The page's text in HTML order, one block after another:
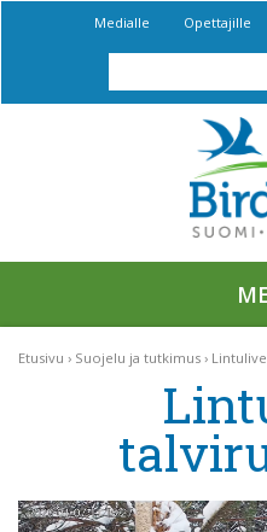
Medialle Opettajille
Etusivu Suojelu ja tutkimus Lintulive